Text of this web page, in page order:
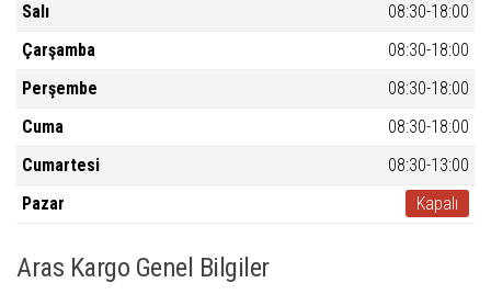
Salı
08:30-18:00
Çarşamba
08:30-18:00
Perşembe
08:30-18:00
Cuma
08:30-18:00
Cumartesi
08:30-13:00
Pazar
Kapalı
Aras Kargo Genel Bilgiler